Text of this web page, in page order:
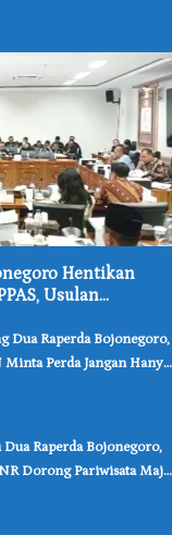
Hentikan
Usulan
Dua Raperda Bojonegoro,
Minta Perda Jangan Hanya
Dua Raperda Bojonegoro,
Dorong Pariwisata Maju